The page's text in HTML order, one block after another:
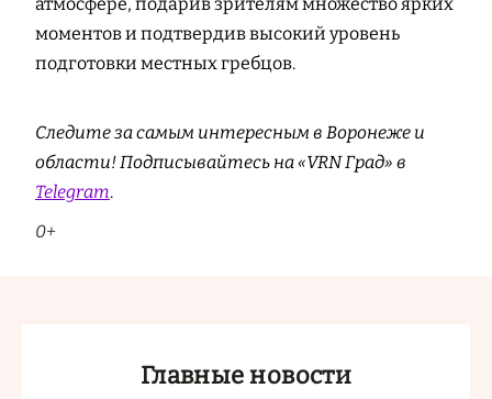
моментов и подтвердив высокий уровень
подготовки местных гребцов.
Следите за самым интересным в Воронеже и
области! Подписывайтесь на «VRN Град» в
Telegram.
0+
Главные новости